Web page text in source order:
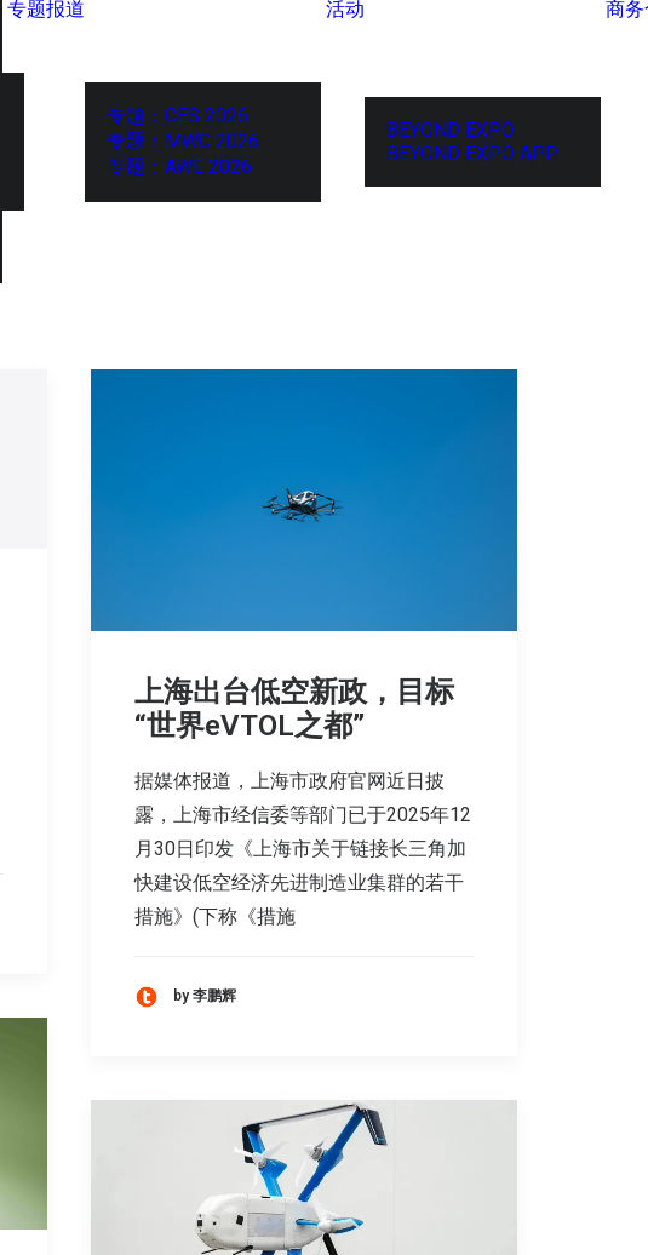
专题报道
专题：CES 2026
专题：MWC 2026
专题：AWE 2026
活动
BEYOND EXPO
BEYOND EXPO APP
商
上海出台低空新政，目标
“世界eVTOL之都”
据媒体报道，上海市政府官网近日披
露，上海市经信委等部门已于2025年12
月30日印发《上海市关于链接长三角加
快建设低空经济先进制造业集群的若干
措施》(下称《措施
by 李鹏辉